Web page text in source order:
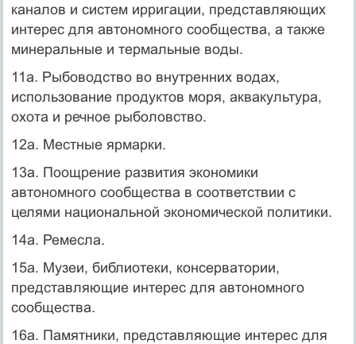
каналов и систем ирригации, представляющих
интерес для автономного сообщества, а также
минеральные и термальные воды.
11а. Рыбоводство во внутренних водах,
использование продуктов моря, аквакультура,
охота и речное рыболовство.
12а. Местные ярмарки.
13а. Поощрение развития экономики
автономного сообщества в соответствии с
целями национальной экономической политики.
14а. Ремесла.
15а. Музеи, библиотеки, консерватории,
представляющие интерес для автономного
сообщества.
16а. Памятники, представляющие интерес для